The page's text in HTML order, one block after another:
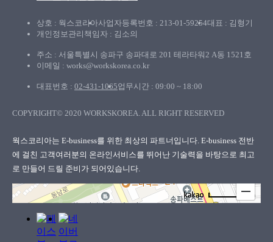
상호 : 웍스코리아사업자등록번호 : 213-01-59254대표 : 김형기
개인정보관리책임자 : 김소의
주소 : 서울특별시 송파구 송파대로 201 테라타워2 A동 1521호
이메일 : works@workskorea.co.kr
대표번호 : 02-431-1065업무시간 : 09:00 ~ 18:00
COPYRIGHT© 2020 WORKSKOREA. ALL RIGHT RESERVED
웍스코리아는 E-business를 위한 최상의 파트너입니다. E-business 전반
에 걸친 고객여러분의 온라인서비스를 뛰어난 기술력을 바탕으로 최고
로 만들어 드릴 준비가 되어있습니다.
웍스코리아